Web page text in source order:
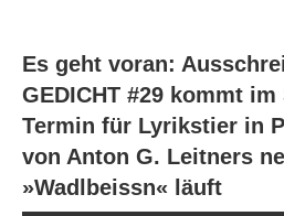
Es geht voran:
GEDICHT #29 kommt
Termin für Lyrikstier in
von Anton G. Leitners
»Wadlbeissn« läuft